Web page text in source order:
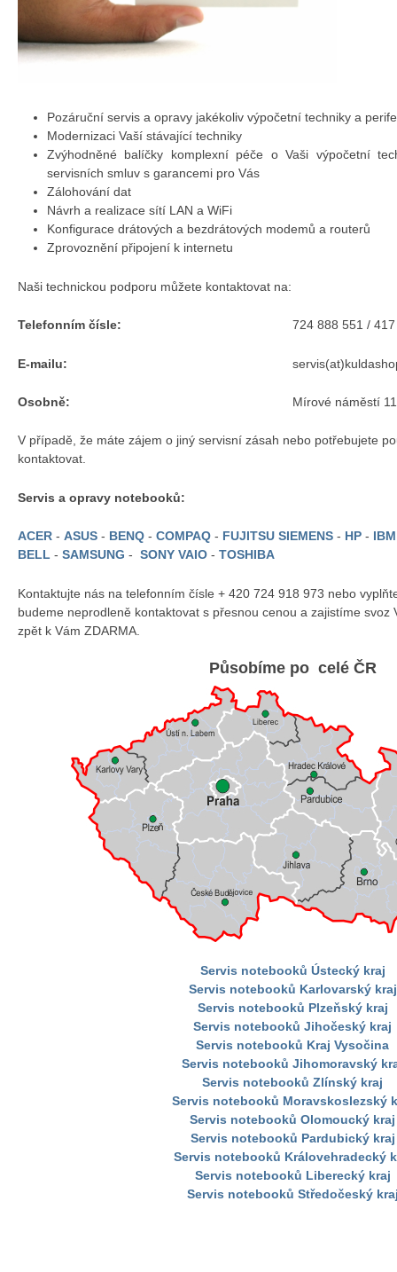
Pozáruční servis a opravy jakékoliv výpočetní techniky a
Modernizaci Vaší stávající techniky
Zvýhodněné balíčky komplexní péče o Vaši výpočetní
servisních smluv s garancemi pro Vás
Zálohování dat
Návrh a realizace sítí LAN a WiFi
Konfigurace drátových a bezdrátových modemů a routerů
Zprovoznění připojení k internetu
Naši technickou podporu můžete kontaktovat na:
Telefonním čísle:
E-mailu:
Osobně:
724 888 551 /
Mírové náměstí
V případě, že máte zájem o jiný servisní zásah nebo potřebujete
kontaktovat.
Servis a opravy notebooků:
ACER - ASUS - BENQ - COMPAQ - FUJITSU SIEMENS - HP -
BELL - SAMSUNG - SONY VAIO - TOSHIBA
Kontaktujte nás na telefonním čísle + 420 724 918 973 nebo
budeme neprodleně kontaktovat s přesnou cenou a zajistíme svoz
zpět k Vám ZDARMA.
Působíme po celé ČR
Servis notebooků Ústecký kraj
Servis notebooků Karlovarský kraj
Servis notebooků Plzeňský kraj
Servis notebooků Jihočeský kraj
Servis notebooků Kraj Vysočina
Servis notebooků Jihomoravský
Servis notebooků Zlínský kraj
Servis notebooků Moravskoslezský
Servis notebooků Olomoucký kraj
Servis notebooků Pardubický kraj
Servis notebooků Královehradecký
Servis notebooků Liberecký kraj
Servis notebooků Středočeský